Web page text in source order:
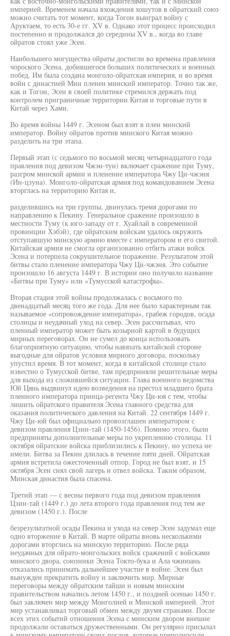
империей. Временем начала вхождения хошутов в ойратский союз
можно считать тот момент, когда Тогон выиграл войну с
Аруктаем, то есть 30-е гг. XV в. Однако этот процесс происходил
постепенно и продолжался до середины XV в., когда во главе
ойратов стоял уже Эсен.
Наибольшего могущества ойраты достигли во времена правления
чороского Эсена, добившегося больших политических и военных
побед. Им была создана монголо-ойратская империя, и во время
войн с династией Мин пленен минский император. Точно так же,
как и Тогон, Эсен в своей политике стремился держать под
контролем приграничные территории Китая и торговые пути в
Китай через Хами.
Во время войны 1449 г. Эсеном был взят в плен минский
император. Войну ойратов против минского Китая можно
разделить на три этапа.
Первый этап (с седьмого по восьмой месяц четырнадцатого года
правления под девизом Чжэн-тун) включает сражение при Туму,
разгром минской армии и пленение императора Чжу Ци-чжэня
(Ин-цзуна). Монголо-ойратская армия под командованием Эсена
вторглась на территорию Китая и,
разделившись на три группы, двинулась тремя дорогами по
направлению к Пекину. Генеральное сражение произошло в
местности Туму (к юго-западу от г. Хуайлай в современной
провинции Хэбэй), где ойратским войскам удалось окружить
отступавшую минскую армию вместе с императором и его свитой.
Китайская армия не смогла организованно отбить атаки войск
Эсена и потерпела сокрушительное поражение. Результатом этой
битвы стало пленение императора Чжу Ци-чжэня. Это событие
произошло 16 августа 1449 г. В истории оно получило название
«Битвы при Туму» или «Тумусской катастрофы».
Вторая стадия этой войны продолжалась с восьмого по
двенадцатый месяц того же года. Для нее было характерным так
называемое «сопровождение императора», грабеж городов, осада
столицы и неудачный уход на север. Эсен рассчитывал, что
пленный император может быть козырной картой в будущих
мирных переговорах. Он не сумел до конца использовать
благоприятную ситуацию, чтобы навязать китайской стороне
выгодные для ойратов условия мирного договора, поскольку
упустил время. В тот момент, когда в китайской столице стало
известно о Тумусской битве, там предприняли решительные меры
для выхода из сложившейся ситуации. Глава военного ведомства
Юй Цянь выдвинул идею возведения на престол младшего брата
пленного императора принца-регента Чжу Ци-юя с тем, чтобы
лишить ойратского правителя Эсена главного средства для
оказания политического давления на Китай. 22 сентября 1449 г.
Чжу Ци-юй был официально провозглашен императором с
девизом правления Цзин-тай (1450-1456). Помимо этого, были
предприняты дополнительные меры по укреплению столицы. 11
октября ойратские войска приблизились к Пекину, но успеха не
имели. Битва за Пекин длилась в течение пяти дней. Ойратская
армия встретила ожесточенный отпор. Город не был взят, и 15
октября Эсен снял свой лагерь и отвел войска. Таким образом,
Минская династия была спасена.
Третий этап — с весны первого года под девизом правления
Цзин-тай (1449 г.) до лета второго года правления под тем же
девизом (1450 г.). После
безрезультатной осады Пекина и ухода на север Эсен задумал еще
одно вторжение в Китай. В марте ойраты вновь несколькими
дорогами вторглись на минскую территорию. После ряда
неудачных для ойрато-монгольских войск сражений с войсками
минского двора, союзники Эсена Токто-бука и Ала чжиюань
отказались принимать дальнейшее участие в войне. Эсен был
вынужден прекратить войну и заключить мир. Мирные
переговоры между ойратским тайши и новым минским
правительством начались летом 1450 г., и поздней осенью 1450 г.
был заключен мир между Монголией и Минской империей. Этот
мир устанавливал торговый обмен между двумя странами. После
всех этих событий отношения Эсена с минским двором внешне
продолжали оставаться дружественными. Он регулярно присылал